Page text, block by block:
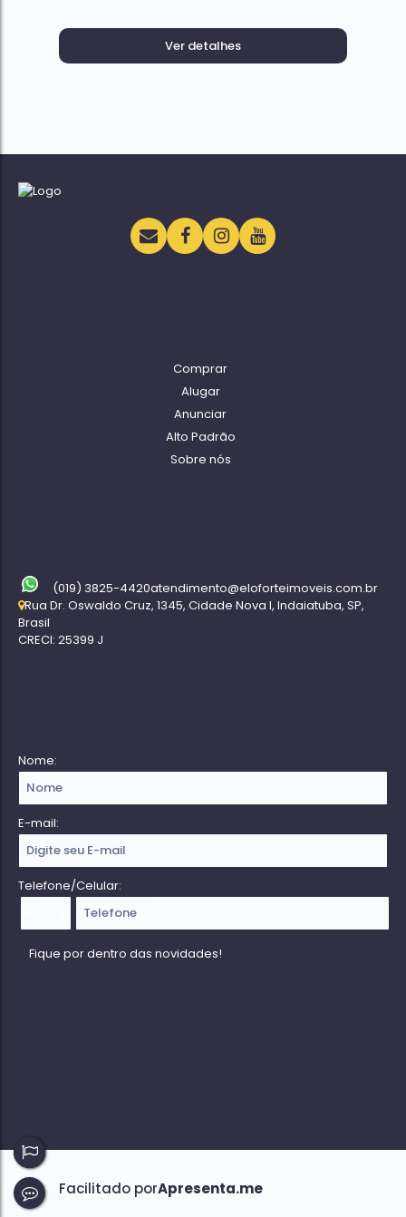
Ver detalhes
Comprar
Alugar
Anunciar
Alto Padrão
Sobre nós
(019) 3825-4420atendimento@eloforteimoveis.com.br
Rua Dr. Oswaldo Cruz, 1345, Cidade Nova I, Indaiatuba, SP,
Brasil
CRECI: 25399 J
Nome:
E-mail:
Telefone/Celular: